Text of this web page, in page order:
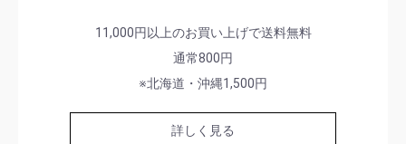
11,000円以上のお買い上げで送料無料
通常800円
※北海道・沖縄1,500円
詳しく見る